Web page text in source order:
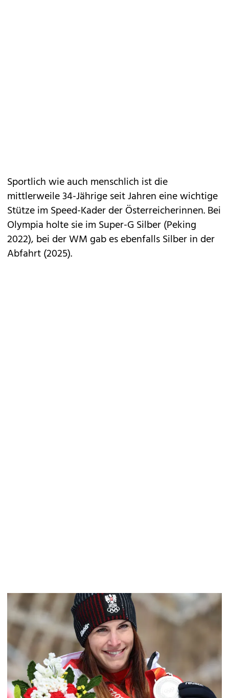
Sportlich wie auch menschlich ist die
mittlerweile 34-Jährige seit Jahren eine wichtige
Stütze im Speed-Kader der Österreicherinnen. Bei
Olympia holte sie im Super-G Silber (Peking
2022), bei der WM gab es ebenfalls Silber in der
Abfahrt (2025).